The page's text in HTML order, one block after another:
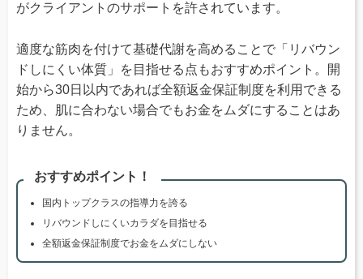
がクライアントのサポートを許されています。
適度な筋肉を付けて基礎代謝を高めることで「リバウン
ドしにくい体質」を目指せる点もおすすめポイント。開
始から30日以内であれば全額返金保証制度を利用できる
ため、肌に合わない場合でもお金をムダにすることはあ
りません。
おすすめポイント！
国内トップクラスの指導力を誇る
リバウンドしにくいカラダを目指せる
全額返金保証制度でお金をムダにしない